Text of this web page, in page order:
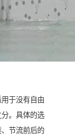
于没有自由
。具体的选
节流前后的